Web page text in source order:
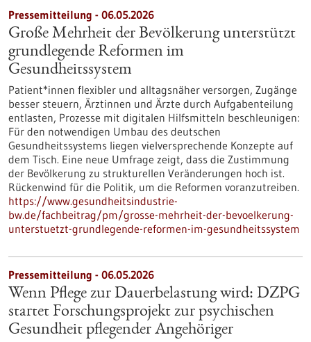
Pressemitteilung - 06.05.2026
Große Mehrheit der Bevölkerung unterstützt
grundlegende Reformen im
Gesundheitssystem
Patient*innen flexibler und alltagsnäher versorgen, Zugänge
besser steuern, Ärztinnen und Ärzte durch Aufgabenteilung
entlasten, Prozesse mit digitalen Hilfsmitteln beschleunigen:
Für den notwendigen Umbau des deutschen
Gesundheitssystems liegen vielversprechende Konzepte auf
dem Tisch. Eine neue Umfrage zeigt, dass die Zustimmung
der Bevölkerung zu strukturellen Veränderungen hoch ist.
Rückenwind für die Politik, um die Reformen voranzutreiben.
https://www.gesundheitsindustrie-
bw.de/fachbeitrag/pm/grosse-mehrheit-der-bevoelkerung-
unterstuetzt-grundlegende-reformen-im-gesundheitssystem
Pressemitteilung - 06.05.2026
Wenn Pflege zur Dauerbelastung wird: DZPG
startet Forschungsprojekt zur psychischen
Gesundheit pflegender Angehöriger